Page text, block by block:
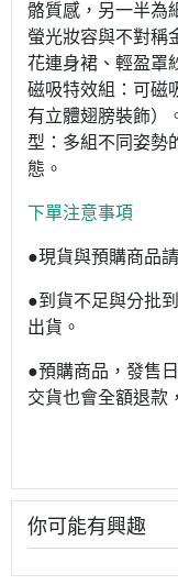
骼質感，另一半為
螢光妝容與不對稱
花連身裙、輕盈罩
磁吸特效組：可磁
有立體翅膀裝飾）
型：多組不同姿勢
態。
下單注意事項
●現貨與預購商品
●到貨不足與分批
出貨。
●預購商品，發售
交貨也會全額退款
你可能有興趣